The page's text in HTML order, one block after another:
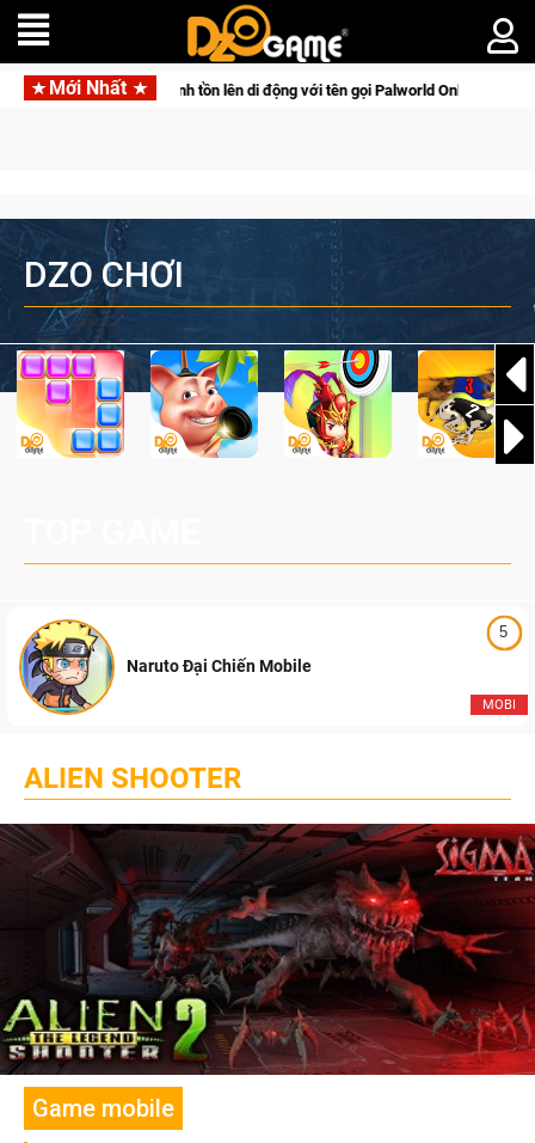
Mới Nhất
săn thú sinh tồn lên di động với tên gọi Palworld Online
DZO CHƠI
5
MOBI
Naruto Đại Chiến Mobile
ALIEN SHOOTER
Game mobile